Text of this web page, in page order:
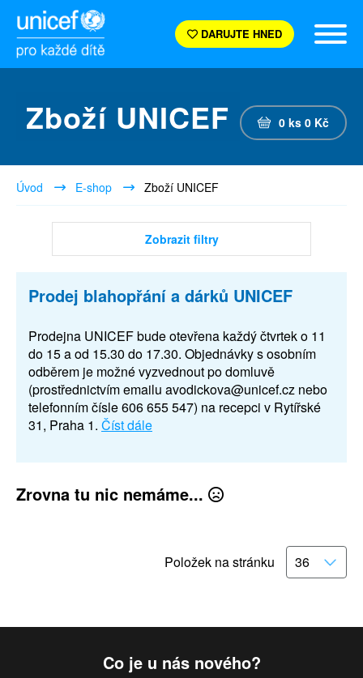
DARUJTE HNED
Zboží UNICEF 0 ks 0 Kč
Úvod E-shop Zboží UNICEF
Zobrazit filtry
Prodej blahopřání a dárků UNICEF
Prodejna UNICEF bude otevřena každý čtvrtek o 11
do 15 a od 15.30 do 17.30. Objednávky s osobním
odběrem je možné vyzvednout po domluvě
(prostřednictvím emailu avodickova@unicef.cz nebo
telefonním čísle 606 655 547) na recepci v Rytířské
31, Praha 1. Číst dále
Zrovna tu nic nemáme...
Položek na stránku
Co je u nás nového?